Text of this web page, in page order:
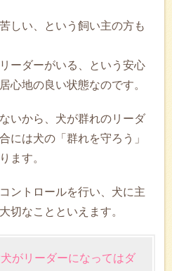
しい、という飼い主の方も
ーダーがいる、という安心
心地の良い状態なのです。
いから、犬が群れのリーダ
には犬の「群れを守ろう」
ます。
ントロールを行い、犬に主
切なことといえます。
がリーダーになってはダ